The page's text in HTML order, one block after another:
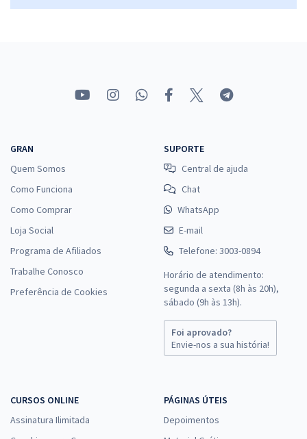
GRAN
Quem Somos
Como Funciona
Como Comprar
Loja Social
Programa de Afiliados
Trabalhe Conosco
Preferência de Cookies
SUPORTE
Central de ajuda
Chat
WhatsApp
E-mail
Telefone: 3003-0894
Horário de atendimento:
segunda a sexta (8h às 20h),
sábado (9h às 13h).
Foi aprovado?
Envie-nos a sua história!
CURSOS ONLINE
Assinatura Ilimitada
PÁGINAS ÚTEIS
Depoimentos